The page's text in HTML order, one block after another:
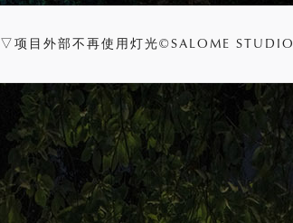
▽项目外部不再使用灯光©SALOME STUDIO